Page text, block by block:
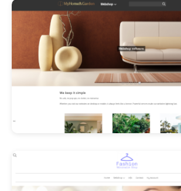
E-Boutique
Les Promos!
Polishangel Belgium